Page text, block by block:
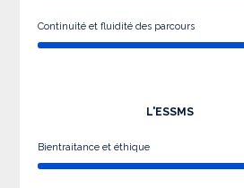
Continuité et fluidité des parcours
L'ESSMS
Bientraitance et éthique